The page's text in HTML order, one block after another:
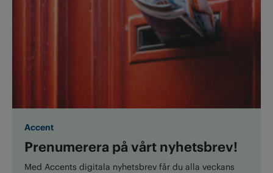
Accent
Prenumerera på vårt nyhetsbrev!
Med Accents digitala nyhetsbrev får du alla veckans